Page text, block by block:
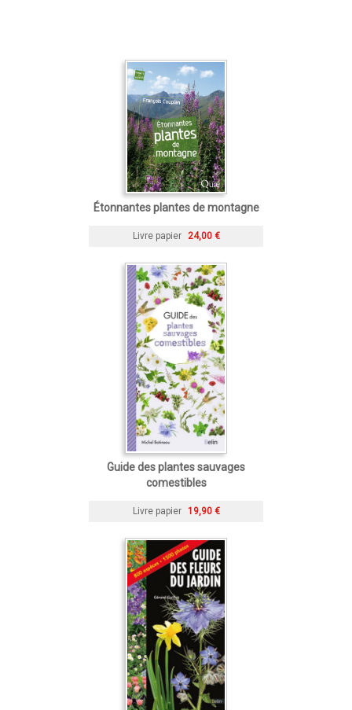
Étonnantes plantes de montagne
Livre papier 24,00 €
Guide des plantes sauvages
comestibles
Livre papier 19,90 €